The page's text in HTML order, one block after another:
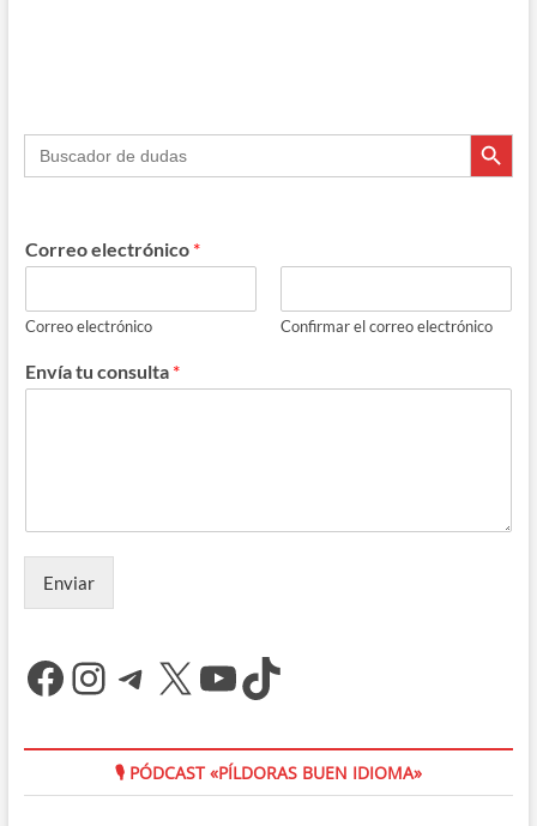
Buscar: Botón de
Correo electrónico *
Correo electrónico Confirmar el correo electrónico
Envía tu consulta *
Enviar
Facebook
Instagram
Telegram
X YouTube
TikTok
🎙 PÓDCAST «PÍLDORAS BUEN IDIOMA»